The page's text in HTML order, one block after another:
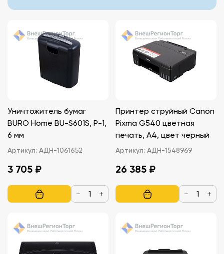
Уничтожитель бумаг
BURO Home BU-S601S, P-1,
6 мм
Артикул: АДН-1061652
3 705 ₽
− +
Принтер струйный Canon
Pixma G540 цветная
печать, A4, цвет черный
Артикул: АДН-1548969
26 385 ₽
− +